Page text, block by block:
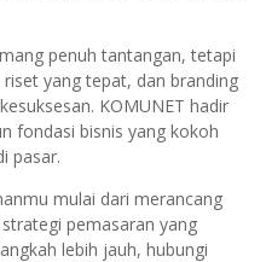
penuh tantangan, tetapi
yang tepat, dan branding
KOMUNET hadir
fondasi bisnis yang kokoh
pasar.
mulai dari merancang
pemasaran yang
lebih jauh, hubungi